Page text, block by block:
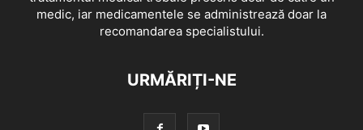
medic, iar medicamentele se administrează doar la
recomandarea specialistului.
URMĂRIȚI-NE